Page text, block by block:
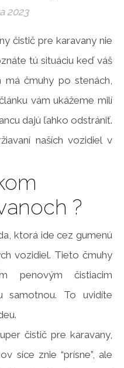
2023
tú situáciu keď váš
má čmuhy po stenách,
vám ukážeme milí
dajú ľahko odstrániť.
naších vozidiel v
?
ktorá ide cez gumenú
vozidiel. Tieto čmuhy
penovým čistiacim
samotnou. To uvidíte
čistič pre karavany,
síce znie “prísne”, ale